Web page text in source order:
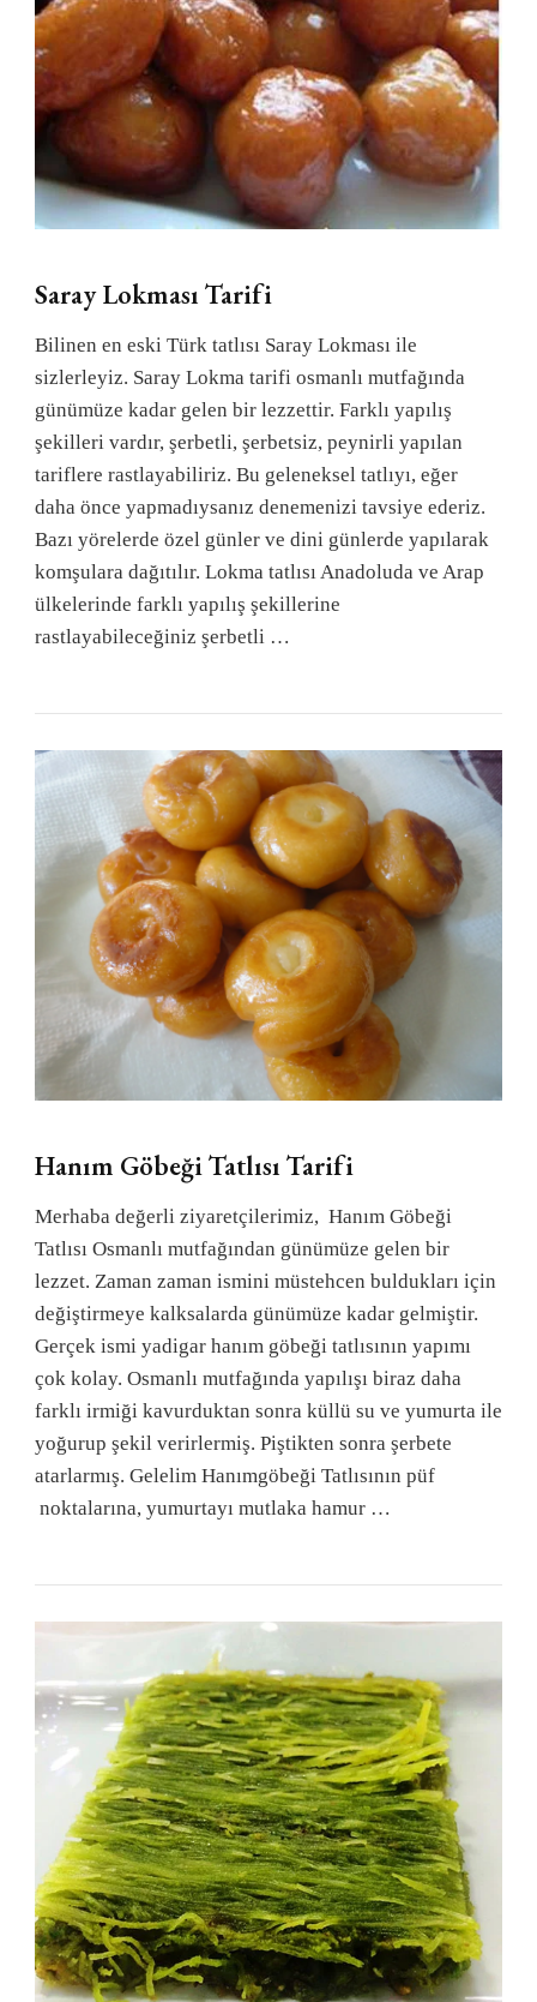
Saray Lokması Tarifi
Bilinen en eski Türk tatlısı Saray Lokması ile
sizlerleyiz. Saray Lokma tarifi osmanlı mutfağında
günümüze kadar gelen bir lezzettir. Farklı yapılış
şekilleri vardır, şerbetli, şerbetsiz, peynirli yapılan
tariflere rastlayabiliriz. Bu geleneksel tatlıyı, eğer
daha önce yapmadıysanız denemenizi tavsiye ederiz.
Bazı yörelerde özel günler ve dini günlerde yapılarak
komşulara dağıtılır. Lokma tatlısı Anadoluda ve Arap
ülkelerinde farklı yapılış şekillerine
rastlayabileceğiniz şerbetli …
Hanım Göbeği Tatlısı Tarifi
Merhaba değerli ziyaretçilerimiz, Hanım Göbeği
Tatlısı Osmanlı mutfağından günümüze gelen bir
lezzet. Zaman zaman ismini müstehcen buldukları için
değiştirmeye kalksalarda günümüze kadar gelmiştir.
Gerçek ismi yadigar hanım göbeği tatlısının yapımı
çok kolay. Osmanlı mutfağında yapılışı biraz daha
farklı irmiği kavurduktan sonra küllü su ve yumurta ile
yoğurup şekil verirlermiş. Piştikten sonra şerbete
atarlarmış. Gelelim Hanımgöbeği Tatlısının püf
noktalarına, yumurtayı mutlaka hamur …